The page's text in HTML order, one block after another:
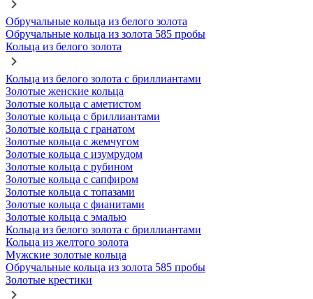
Обручальные кольца из белого золота
Обручальные кольца из золота 585 пробы
Кольца из белого золота
Кольца из белого золота с бриллиантами
Золотые женские кольца
Золотые кольца с аметистом
Золотые кольца с бриллиантами
Золотые кольца с гранатом
Золотые кольца с жемчугом
Золотые кольца с изумрудом
Золотые кольца с рубином
Золотые кольца с сапфиром
Золотые кольца с топазами
Золотые кольца с фианитами
Золотые кольца с эмалью
Кольца из белого золота с бриллиантами
Кольца из желтого золота
Мужские золотые кольца
Обручальные кольца из золота 585 пробы
Золотые крестики